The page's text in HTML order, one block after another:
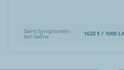
Saint-Symphorien-
sur-Saône 1620 € / 1000